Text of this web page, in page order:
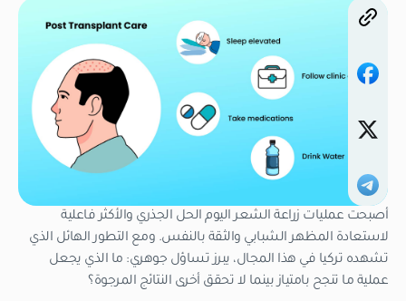
أصبحت عمليات زراعة الشعر اليوم الحل الجذري والأكثر فاعلية
لاستعادة المظهر الشبابي والثقة بالنفس. ومع التطور الهائل الذي
تشهده تركيا في هذا المجال، يبرز تساؤل جوهري: ما الذي يجعل
عملية ما تنجح بامتياز بينما لا تحقق أخرى النتائج المرجوة؟